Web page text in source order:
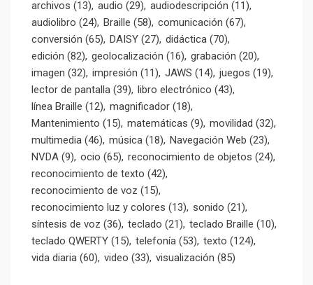
archivos (13) audio (29) audiodescripción (11)
audiolibro (24) Braille (58) comunicación (67)
conversión (65) DAISY (27) didáctica (70)
edición (82) geolocalización (16) grabación (20)
imagen (32) impresión (11) JAWS (14) juegos (19)
lector de pantalla (39) libro electrónico (43)
línea Braille (12) magnificador (18)
Mantenimiento (15) matemáticas (9) movilidad (32)
multimedia (46) música (18) Navegación Web (23)
NVDA (9) ocio (65) reconocimiento de objetos (24)
reconocimiento de texto (42)
reconocimiento de voz (15)
reconocimiento luz y colores (13) sonido (21)
síntesis de voz (36) teclado (21) teclado Braille (10)
teclado QWERTY (15) telefonía (53) texto (124)
vida diaria (60) video (33) visualización (85)